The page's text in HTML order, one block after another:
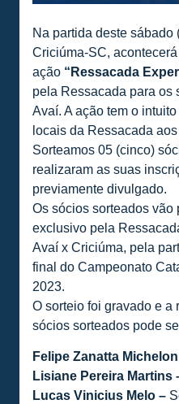
Na partida deste sábado
Criciúma-SC,
ação “Ressacada
pela Ressacada para os
Avaí. A ação tem o
locais da Ressacada
Sorteamos 05 (cinco)
realizaram as suas
previamente divulgado.
Os sócios sorteados vão
exclusivo pela
Avaí x Criciúma, pela
final do Campeonato
2023.
O sorteio foi gravado e a
sócios sorteados pode
Felipe Zanatta
Lisiane Pereira Martins
Lucas Vinicius Melo –